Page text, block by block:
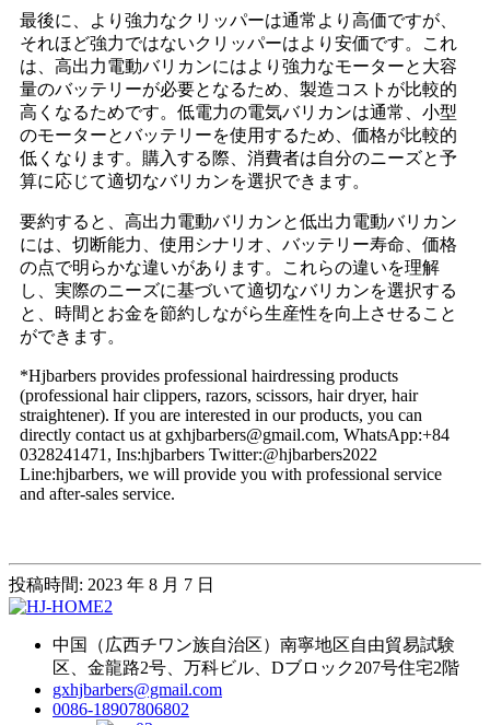
最後に、より強力なクリッパーは通常より高価ですが、
それほど強力ではないクリッパーはより安価です。これ
は、高出力電動バリカンにはより強力なモーターと大容
量のバッテリーが必要となるため、製造コストが比較的
高くなるためです。低電力の電気バリカンは通常、小型
のモーターとバッテリーを使用するため、価格が比較的
低くなります。購入する際、消費者は自分のニーズと予
算に応じて適切なバリカンを選択できます。
要約すると、高出力電動バリカンと低出力電動バリカン
には、切断能力、使用シナリオ、バッテリー寿命、価格
の点で明らかな違いがあります。これらの違いを理解
し、実際のニーズに基づいて適切なバリカンを選択する
と、時間とお金を節約しながら生産性を向上させること
ができます。
*Hjbarbers provides professional hairdressing products
(professional hair clippers, razors, scissors, hair dryer, hair
straightener). If you are interested in our products, you can
directly contact us at gxhjbarbers@gmail.com, WhatsApp:+84
0328241471, Ins:hjbarbers Twitter:@hjbarbers2022
Line:hjbarbers, we will provide you with professional service
and after-sales service.
投稿時間: 2023 年 8 月 7 日
中国（広西チワン族自治区）南寧地区自由貿易試験
区、金龍路2号、万科ビル、Dブロック207号住宅2階
gxhjbarbers@gmail.com
0086-18907806802